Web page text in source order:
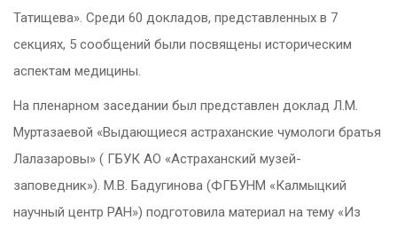
Татищева». Среди 60 докладов, представленных в 7
секциях, 5 сообщений были посвящены историческим
аспектам медицины.
На пленарном заседании был представлен доклад Л.М.
Муртазаевой «Выдающиеся астраханские чумологи братья
Лалазаровы» ( ГБУК АО «Астраханский музей-
заповедник»). М.В. Бадугинова (ФГБУНМ «Калмыцкий
научный центр РАН») подготовила материал на тему «Из